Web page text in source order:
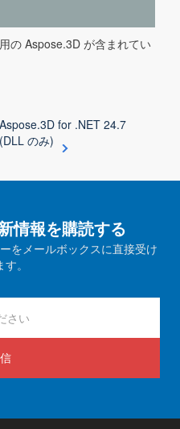
の Aspose.3D が含まれてい
Aspose.3D for .NET 24.7
(DLL のみ)
情報を購読する
をメールボックスに直接受け
。